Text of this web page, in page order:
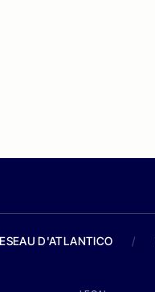
D'ATLANTICO /